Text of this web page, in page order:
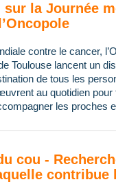
sur la Journée
contre le cancer,
Toulouse lancent un
de tous les
au quotidien
les proches
cou -
contribue